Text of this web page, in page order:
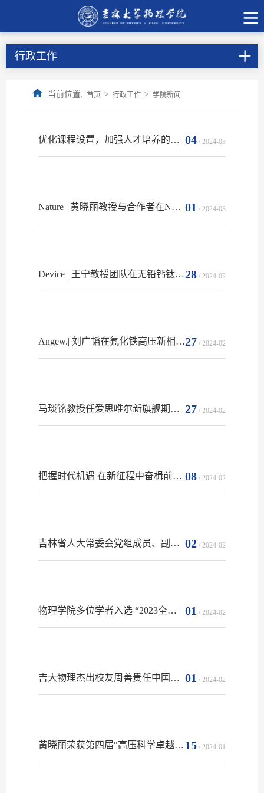
行政工作
当前位置: 首页 > 行政工作 > 学院新闻
04 / 2024-03
优化课程设置，加强人才培养的适切性——物理学院召开课程改革工作务虚会
01 / 2024-03
Nature | 黄晓丽教授与合作者在NV色心量子传感技术揭示富氢化合物的高温超导电性方面取得重要进展
28 / 2024-02
Device | 王宁教授团队在无铅钙钛矿太阳电池方面取得新进展
27 / 2024-02
Angew.| 刘广韬在氟化铁高压新相中发现八配位铁
27 / 2024-02
马琰铭教授任爱思唯尔新旗舰期刊Computational Materials Today主编
08 / 2024-02
把握时代机遇 在新征程中奋楫前行 —吉林大学物理学院2024年新年贺词
02 / 2024-02
吉林省人大常委会党组成员、副主任郝国昆到吉林大学看望慰问马琰铭院士
01 / 2024-02
物理学院多位学者入选 “2023全球学者学术影响力排名”榜单
01 / 2024-02
吉大物理杰出校友周善贵任中国科学院理论物理研究所所长
15 / 2024-01
黄晓丽荣获第四届“高压科学卓越青年学者”称号